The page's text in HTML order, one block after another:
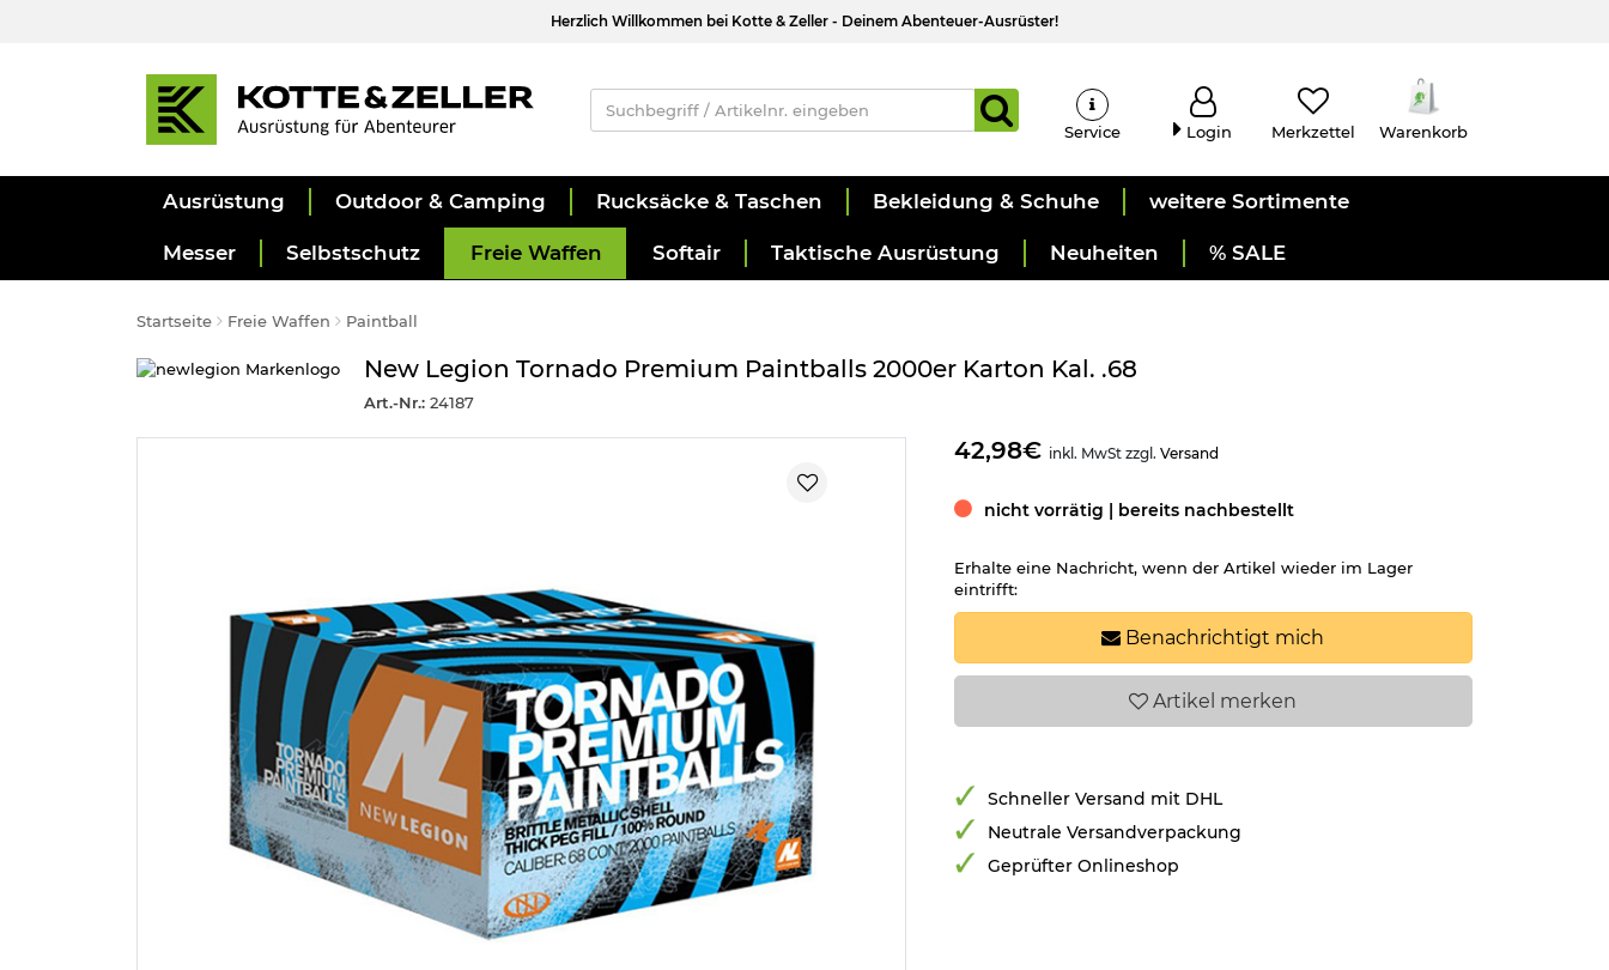
Herzlich Willkommen bei Kotte & Zeller - Deinem Abenteuer-Ausrüster!
Service Login Merkzettel Warenkorb
Ausrüstung Outdoor & Camping Rucksäcke & Taschen Bekleidung & Schuhe weitere Sortimente
Messer Selbstschutz Freie Waffen Softair Taktische Ausrüstung Neuheiten % SALE
Startseite Freie Waffen Paintball
New Legion Tornado Premium Paintballs 2000er Karton Kal. .68
Art.-Nr.: 24187
42,98€ inkl. MwSt zzgl. Versand
nicht vorrätig | bereits nachbestellt
Erhalte eine Nachricht, wenn der Artikel wieder im Lager
eintrifft:
Benachrichtigt mich
Artikel merken
Schneller Versand mit DHL
Neutrale Versandverpackung
Geprüfter Onlineshop